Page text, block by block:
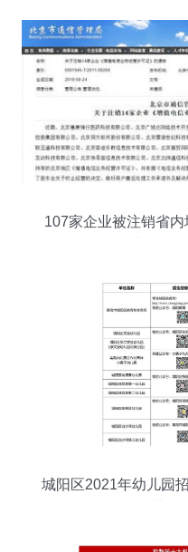
107家企业被注销省
城阳区2021年幼儿园